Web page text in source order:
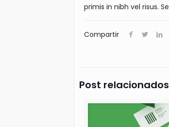
primis in nibh vel risus.
Compartir
Post relacionados